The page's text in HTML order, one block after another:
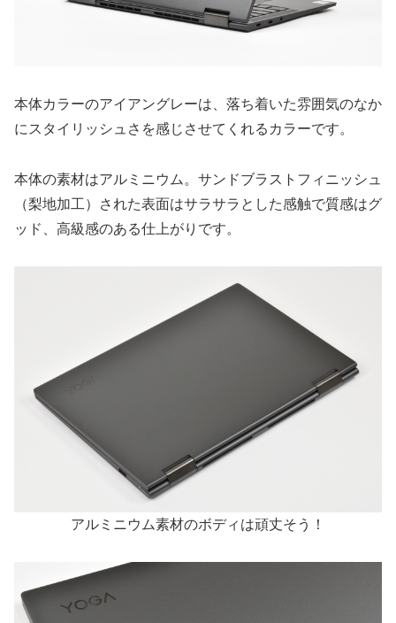
本体カラーのアイアングレーは、落ち着いた雰囲気のなか
にスタイリッシュさを感じさせてくれるカラーです。
本体の素材はアルミニウム。サンドブラストフィニッシュ
（梨地加工）された表面はサラサラとした感触で質感はグ
ッド、高級感のある仕上がりです。
アルミニウム素材のボディは頑丈そう！